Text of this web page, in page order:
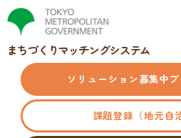
まちづくりマッチングシステム
ソリューション募集中
課題登録 （地元自